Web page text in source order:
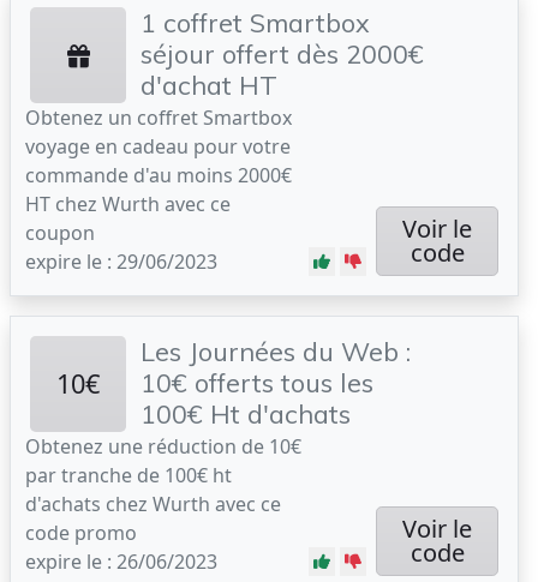
1 coffret Smartbox
séjour offert dès 2000€
d'achat HT
Obtenez un coffret Smartbox
voyage en cadeau pour votre
commande d'au moins 2000€
HT chez Wurth avec ce
coupon
expire le : 29/06/2023
Voir le
code
10€
Les Journées du Web :
10€ offerts tous les
100€ Ht d'achats
Obtenez une réduction de 10€
par tranche de 100€ ht
d'achats chez Wurth avec ce
code promo
expire le : 26/06/2023
Voir le
code